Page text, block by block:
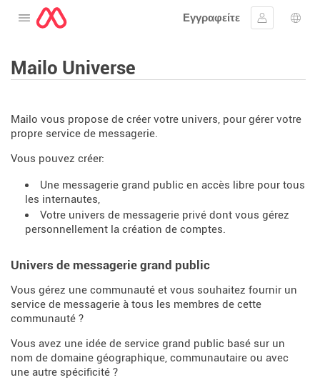
Ανοίξτε το μενού
Εγγραφείτε
Συνδεθείτε
Mailo Universe
Mailo vous propose de créer votre univers, pour gérer votre
propre service de messagerie.
Vous pouvez créer:
Une messagerie grand public en accès libre pour tous
les internautes,
Votre univers de messagerie privé dont vous gérez
personnellement la création de comptes.
Univers de messagerie grand public
Vous gérez une communauté et vous souhaitez fournir un
service de messagerie à tous les membres de cette
communauté ?
Vous avez une idée de service grand public basé sur un
nom de domaine géographique, communautaire ou avec
une autre spécificité ?